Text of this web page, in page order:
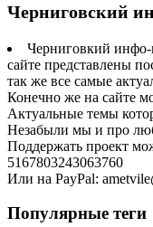
Черниговский
Черниговкий инфо-
сайте представлены
так же все самые
Конечно же на сайте
Актуальные темы
Незабыли мы и про
Поддержать проект
5167803243063760
Или на PayPal:
Популярные теги